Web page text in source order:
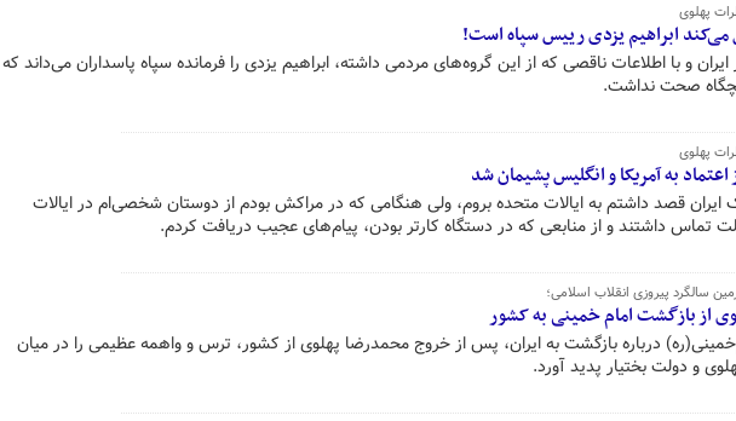
پهلوی
می‌کند ابراهیم یزدی رییس سپاه است!
و با اطلاعات ناقصی که از این گروه‌های مردمی داشته، ابراهیم یزدی را فرمانده سپاه پاسداران می‌داند که
صحت نداشت.
پهلوی
به آمریکا و انگلیس پشیمان شد
قصد داشتم به ایالات متحده بروم، ولی هنگامی که در مراکش بودم از دوستان شخصی‌ام در ایالات
تماس داشتند و از منابعی که در دستگاه کارتر بودن، پیام‌های عجیب دریافت کردم.
سالگرد پیروزی انقلاب اسلامی؛
از بازگشت امام خمینی به کشور
درباره‌ بازگشت به ایران، پس از خروج محمدرضا پهلوی از کشور، ترس و واهمه‌ عظیمی را در میان
و دولت بختیار پدید آورد.